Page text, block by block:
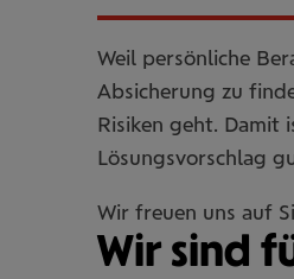
Weil persönliche
Absicherung zu
Risiken geht. Damit
Lösungsvorschlag
Wir freuen uns auf
Wir sind